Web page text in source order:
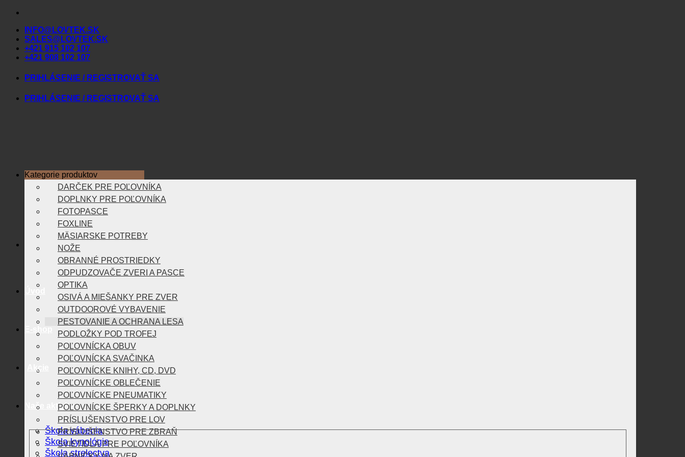
Skip
contentINFO@LOVTEK.SK
SALES@LOVTEK.SK
+421 915 102 107
+421 908 102 107
PRIHLÁSENIE / REGISTROVAŤ SA
PRIHLÁSENIE / REGISTROVAŤ SA
Akcie
Naše aktivity
Škola vábenia
Škola kynológie
Škola strelectva
Kategorie produktov
DARČEK PRE POĽOVNÍKA
DOPLNKY PRE POĽOVNÍKA
FOTOPASCE
FOXLINE
MÄSIARSKE POTREBY
NOŽE
OBRANNÉ PROSTRIEDKY
ODPUDZOVAČE ZVERI A PASCE
OPTIKA
OSIVÁ A MIEŠANKY PRE ZVER
OUTDOOROVÉ VYBAVENIE
PESTOVANIE A OCHRANA LESA
PODLOŽKY POD TROFEJ
POĽOVNÍCKA OBUV
POĽOVNÍCKA SVAČINKA
POĽOVNÍCKE KNIHY, CD, DVD
POĽOVNÍCKE OBLEČENIE
POĽOVNÍCKE PNEUMATIKY
POĽOVNÍCKE ŠPERKY A DOPLNKY
PRÍSLUŠENSTVO PRE LOV
PRÍSLUŠENSTVO PRE ZBRAŇ
SVIETIDLÁ PRE POĽOVNÍKA